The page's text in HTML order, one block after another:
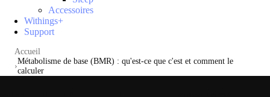
Accessoires
Withings+
Support
Accueil
Métabolisme de base (BMR) : qu'est-ce que c'est et comment le
calculer